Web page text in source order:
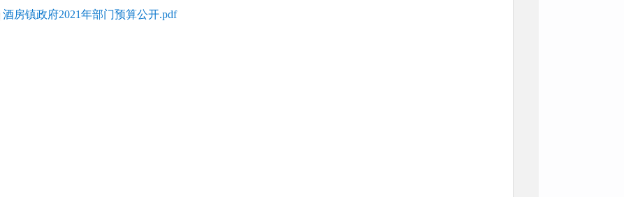
酒房镇政府2021年部门预算公开.pdf